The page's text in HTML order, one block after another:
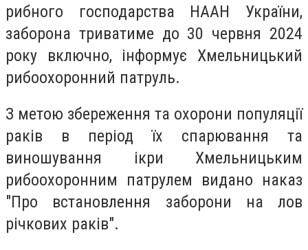
рибного господарства НААН України,
заборона триватиме до 30 червня 2024
року включно, інформує Хмельницький
рибоохоронний патруль.
З метою збереження та охорони популяції
раків в період їх спарювання та
виношування ікри Хмельницьким
рибоохоронним патрулем видано наказ
"Про встановлення заборони на лов
річкових раків".